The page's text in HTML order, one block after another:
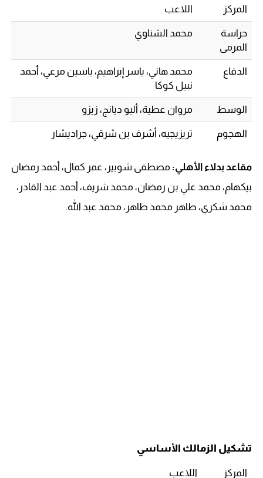
المركز اللاعب
حراسة
المرمى
محمد الشناوي
الدفاع
محمد هاني، ياسر إبراهيم، ياسين مرعي، أحمد
نبيل كوكا
الوسط مروان عطية، أليو ديانج، زيزو
الهجوم تريزيجيه، أشرف بن شرقي، جراديشار
مقاعد بدلاء الأهلي: مصطفى شوبير، عمر كمال، أحمد رمضان
بيكهام، محمد علي بن رمضان، محمد شريف، أحمد عبد القادر،
محمد شكري، طاهر محمد طاهر، محمد عبد الله.
تشكيل الزمالك الأساسي
المركز اللاعب